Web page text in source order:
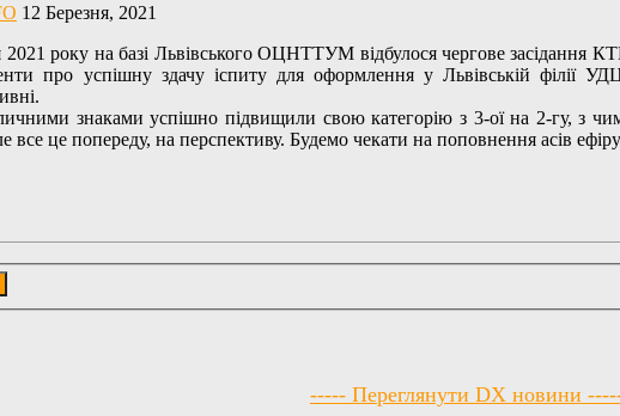
12 Березня, 2021
2021 року на базі Львівського ОЦНТТУМ відбулося чергове засідання
про успішну здачу іспиту для оформлення у Львівській
знаками успішно підвищили свою категорію з 3-ої на 2-гу, з
це попереду, на перспективу. Будемо чекати на поповнення асів
----- Переглянути DX новини